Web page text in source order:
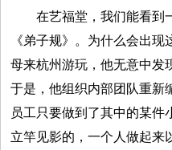
在艺福堂，我们能看到一
《弟子规》。为什么会出
母来杭州游玩，他无意中发
于是，他组织内部团队重新
员工只要做到了其中的某件
立竿见影的，一个人做起来